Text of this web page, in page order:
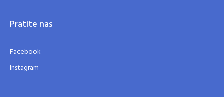
Pratite nas
Facebook
Instagram